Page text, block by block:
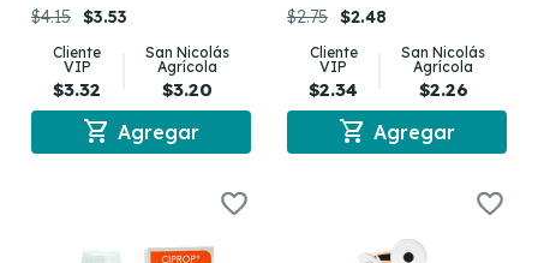
$4.15 $3.53
Cliente
VIP
$3.32
San Nicolás
Agrícola
$3.20
shopping_cart Agregar
$2.75 $2.48
Cliente
VIP
$2.34
San Nicolás
Agrícola
$2.26
shopping_cart Agregar